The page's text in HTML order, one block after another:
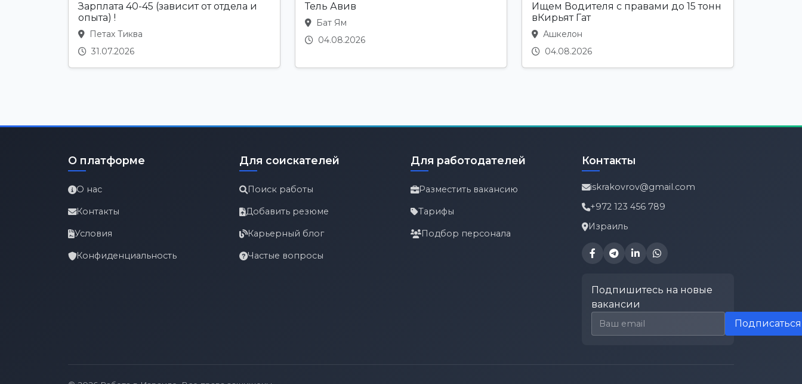
Зарплата 40-45 (зависит от отдела и
опыта) !
Петах Тиква
31.07.2026
Тель Авив
Бат Ям
04.08.2026
Ищем Водителя с правами до 15 тонн
вКирьят Гат
Ашкелон
04.08.2026
О платформе
О нас
Контакты
Условия
Конфиденциальность
Для соискателей
Поиск работы
Добавить резюме
Карьерный блог
Частые вопросы
Для работодателей
Разместить вакансию
Тарифы
Подбор персонала
Контакты
iskrakovrov@gmail.com
+972 123 456 789
Израиль
Подпишитесь на новые
вакансии
Email для подписки
Подписаться